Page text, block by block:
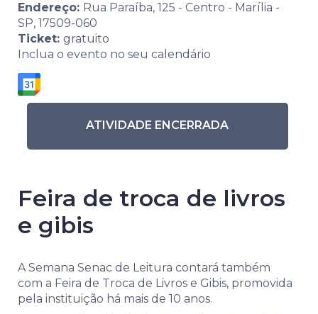
Endereço: Rua Paraíba, 125 - Centro - Marília -
SP, 17509-060
Ticket: gratuito
Inclua o evento no seu calendário
ATIVIDADE ENCERRADA
Feira de troca de livros
e gibis
A Semana Senac de Leitura contará também
com a Feira de Troca de Livros e Gibis, promovida
pela instituição há mais de 10 anos.